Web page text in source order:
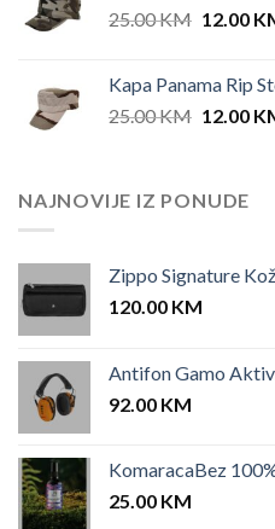
25.00KM Original
25.00
12.00
Kapa Panama Rip
25.00KM Original
25.00 KM.
12.00
NAJNOVIJE IZ PONUDE
Zippo Signature
120.00 KM
Antifon Gamo
92.00 KM
KomaracaBez
25.00 KM